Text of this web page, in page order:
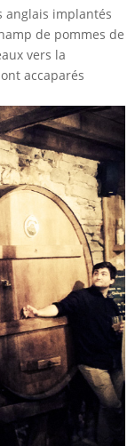
anglais implantés
de pommes de
vers la
accaparés